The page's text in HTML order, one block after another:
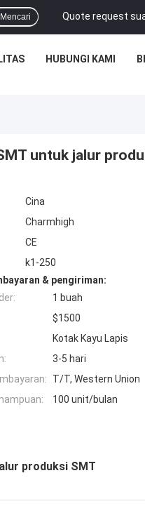
Quote request
Mencari
HUBUNGI KAMI
untuk jalur
Cina
Charmhigh
CE
k1-250
& pengiriman:
1 buah
$1500
Kotak Kayu Lapis
3-5 hari
T/T, Western Union
100 unit/bulan
produksi SMT